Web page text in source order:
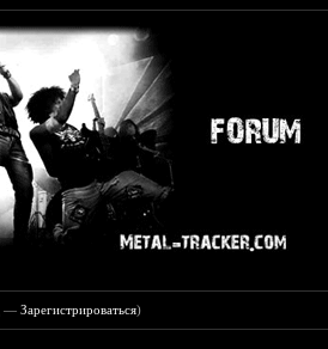
—Зарегистрироваться)